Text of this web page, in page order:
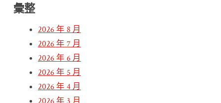
彙整
2026 年 8 月
2026 年 7 月
2026 年 6 月
2026 年 5 月
2026 年 4 月